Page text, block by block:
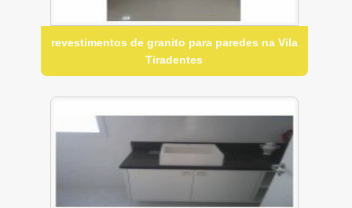
revestimentos de granito para paredes na Vila
Tiradentes